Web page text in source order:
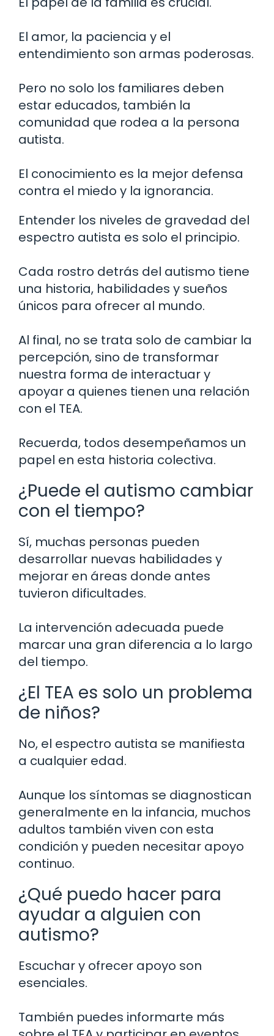
El amor, la paciencia y el
entendimiento son armas poderosas.
Pero no solo los familiares deben
estar educados, también la
comunidad que rodea a la persona
autista.
El conocimiento es la mejor defensa
contra el miedo y la ignorancia.
Entender los niveles de gravedad del
espectro autista es solo el principio.
Cada rostro detrás del autismo tiene
una historia, habilidades y sueños
únicos para ofrecer al mundo.
Al final, no se trata solo de cambiar la
percepción, sino de transformar
nuestra forma de interactuar y
apoyar a quienes tienen una relación
con el TEA.
Recuerda, todos desempeñamos un
papel en esta historia colectiva.
¿Puede el autismo cambiar
con el tiempo?
Sí, muchas personas pueden
desarrollar nuevas habilidades y
mejorar en áreas donde antes
tuvieron dificultades.
La intervención adecuada puede
marcar una gran diferencia a lo largo
del tiempo.
¿El TEA es solo un problema
de niños?
No, el espectro autista se manifiesta
a cualquier edad.
Aunque los síntomas se diagnostican
generalmente en la infancia, muchos
adultos también viven con esta
condición y pueden necesitar apoyo
continuo.
¿Qué puedo hacer para
ayudar a alguien con
autismo?
Escuchar y ofrecer apoyo son
esenciales.
También puedes informarte más